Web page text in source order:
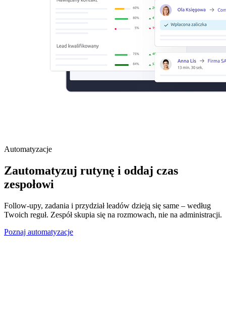
Automatyzacje
Zautomatyzuj rutynę i oddaj czas
zespołowi
Follow-upy, zadania i przydział leadów dzieją się same – według
Twoich reguł. Zespół skupia się na rozmowach, nie na administracji.
Poznaj automatyzacje